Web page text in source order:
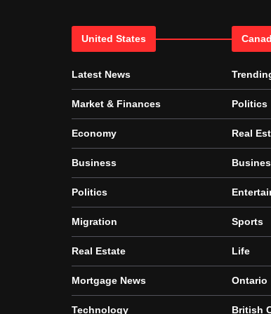
United States
Latest News
Market & Finances
Economy
Business
Politics
Migration
Real Estate
Mortgage News
Technology
Politics
Real
Sports
Life
Ontario
British